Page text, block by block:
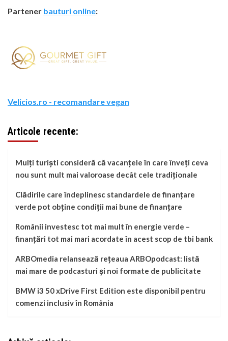
Partener bauturi online:
Velicios.ro - recomandare vegan
Articole recente:
Mulți turiști consideră că vacanțele în care înveți ceva
nou sunt mult mai valoroase decât cele tradiționale
Clădirile care îndeplinesc standardele de finanțare
verde pot obține condiții mai bune de finanțare
Românii investesc tot mai mult în energie verde –
finanțări tot mai mari acordate în acest scop de tbi bank
ARBOmedia relansează rețeaua ARBOpodcast: listă
mai mare de podcasturi și noi formate de publicitate
BMW i3 50 xDrive First Edition este disponibil pentru
comenzi inclusiv în România